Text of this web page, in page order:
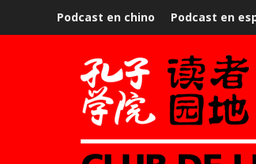
Podcast en chino Podcast en